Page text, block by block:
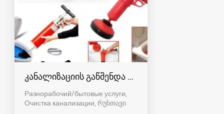
კანალიზაციის გაწმენდა რუსთავში - 591004680
Разнорабочий/бытовые услуги,
Очистка канализации რუსთავი